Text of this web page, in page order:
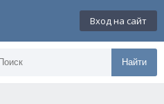
Вход на сайт
Найти